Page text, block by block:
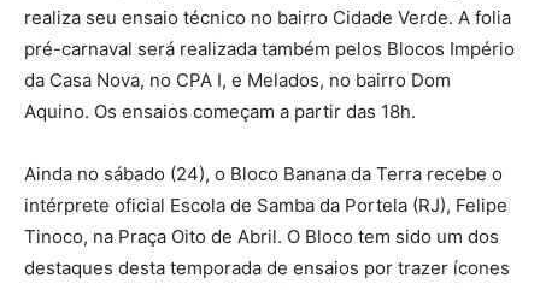
realiza seu ensaio técnico no bairro Cidade Verde. A folia
pré-carnaval será realizada também pelos Blocos Império
da Casa Nova, no CPA I, e Melados, no bairro Dom
Aquino. Os ensaios começam a partir das 18h.
Ainda no sábado (24), o Bloco Banana da Terra recebe o
intérprete oficial Escola de Samba da Portela (RJ), Felipe
Tinoco, na Praça Oito de Abril. O Bloco tem sido um dos
destaques desta temporada de ensaios por trazer ícones